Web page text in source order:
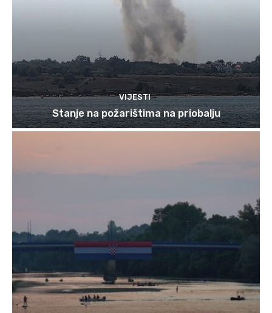
VIJESTI
Stanje na požarištima na priobalju